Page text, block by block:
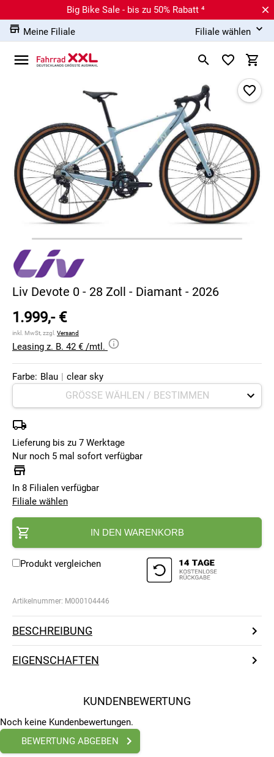
Big Bike Sale - bis zu 50% Rabatt ⁴
Meine Filiale
Filiale wählen
Liv Devote 0 - 28 Zoll - Diamant - 2026
1.999,- €
inkl. MwSt, zzgl. Versand
Leasing z. B. 42 € /mtl.
Farbe: Blau | clear sky
Lieferung bis zu 7 Werktage
Nur noch 5 mal sofort verfügbar
In 8 Filialen verfügbar
Filiale wählen
IN DEN WARENKORB
Produkt vergleichen
Artikelnummer: M000104446
BESCHREIBUNG
EIGENSCHAFTEN
KUNDENBEWERTUNG
Noch keine Kundenbewertungen.
BEWERTUNG ABGEBEN